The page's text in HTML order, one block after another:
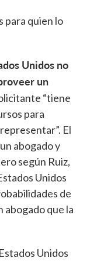
para quien lo
Unidos no
un
“tiene
para
El
abogado y
según Ruiz,
Unidos
de
abogado que la
Unidos